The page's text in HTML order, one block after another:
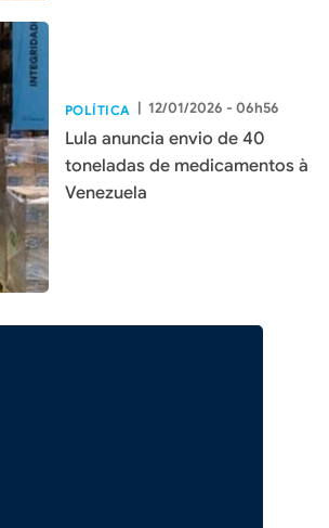
POLÍTICA | 12/01/2026 - 06h56
Lula anuncia envio de 40
toneladas de medicamentos à
Venezuela